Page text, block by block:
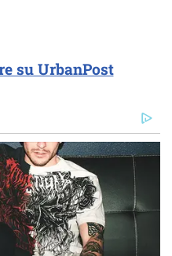
su UrbanPost